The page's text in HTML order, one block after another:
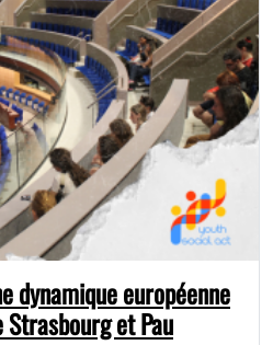
dynamique européenne
et Pau